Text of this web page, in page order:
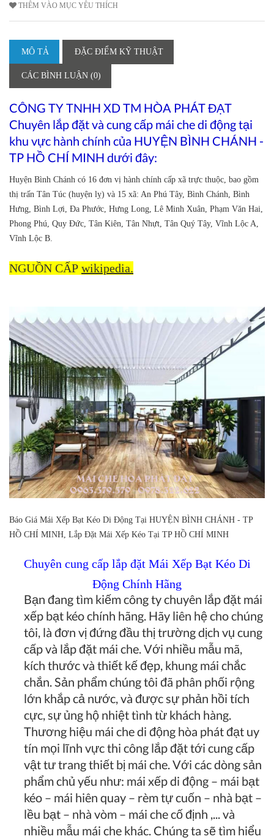
THÊM VÀO MỤC YÊU THÍCH
MÔ TẢ ĐẶC ĐIỂM KỸ THUẬT
CÁC BÌNH LUẬN (0)
CÔNG TY TNHH XD TM HÒA PHÁT ĐẠT
Chuyên lắp đặt và cung cấp mái che di động tại
khu vực hành chính của HUYỆN BÌNH CHÁNH -
TP HỒ CHÍ MINH dưới đây:
Huyện Bình Chánh có 16 đơn vị hành chính cấp xã trực thuộc, bao gồm
thị trấn Tân Túc (huyện lỵ) và 15 xã: An Phú Tây, Bình Chánh, Bình
Hưng, Bình Lợi, Đa Phước, Hưng Long, Lê Minh Xuân, Phạm Văn Hai,
Phong Phú, Quy Đức, Tân Kiên, Tân Nhựt, Tân Quý Tây, Vĩnh Lộc A,
Vĩnh Lộc B.
NGUỒN CẤP wikipedia.
Báo Giá Mái Xếp Bạt Kéo Di Động Tại HUYỆN BÌNH CHÁNH - TP
HỒ CHÍ MINH, Lắp Đặt Mái Xếp Kéo Tại TP HỒ CHÍ MINH
Chuyên cung cấp lắp đặt Mái Xếp Bạt Kéo Di
Động Chính Hãng
Bạn đang tìm kiếm công ty chuyên lắp đặt mái
xếp bạt kéo chính hãng. Hãy liên hệ cho chúng
tôi, là đơn vị đứng đầu thị trường dịch vụ cung
cấp và lắp đặt mái che. Với nhiều mẫu mã,
kích thước và thiết kế đẹp, khung mái chắc
chắn. Sản phẩm chúng tôi đã phân phối rộng
lớn khắp cả nước, và được sự phản hồi tích
cực, sự ủng hộ nhiệt tình từ khách hàng.
Thương hiệu mái che di động hòa phát đạt uy
tín mọi lĩnh vực thi công lắp đặt tới cung cấp
vật tư trang thiết bị mái che. Với các dòng sản
phẩm chủ yếu như: mái xếp di động – mái bạt
kéo – mái hiên quay – rèm tự cuốn – nhà bạt –
lều bạt – nhà vòm – mái che cố định ,... và
nhiều mẫu mái che khác. Chúng ta sẽ tìm hiểu